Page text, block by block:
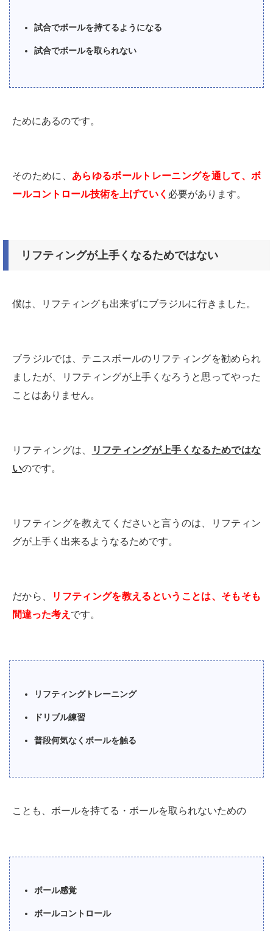
試合でボールを持てるようになる
試合でボールを取られない
ためにあるのです。
そのために、 あらゆるボールトレーニングを通して、ボ
ールコントロール技術を上げていく 必要があります。
リフティングが上手くなるためではない
僕は、リフティングも出来ずにブラジルに行きました。
ブラジルでは、テニスボールのリフティングを勧められ
ましたが、リフティングが上手くなろうと思ってやった
ことはありません。
リフティングは、
リフティングが上手くなるためではな
いのです。
リフティングを教えてくださいと言うのは、リフティン
グが上手く出来るようなるためです。
だから、
リフティングを教えるということは、そもそも
間違った考え です。
リフティングトレーニング
ドリブル練習
普段何気なくボールを触る
ことも、ボールを持てる・ボールを取られないための
ボール感覚
ボールコントロール